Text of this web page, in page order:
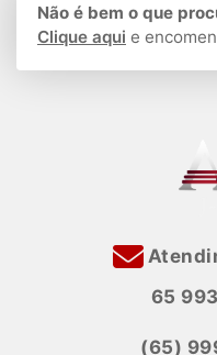
Não é bem o que
Clique aqui e
65
(65)